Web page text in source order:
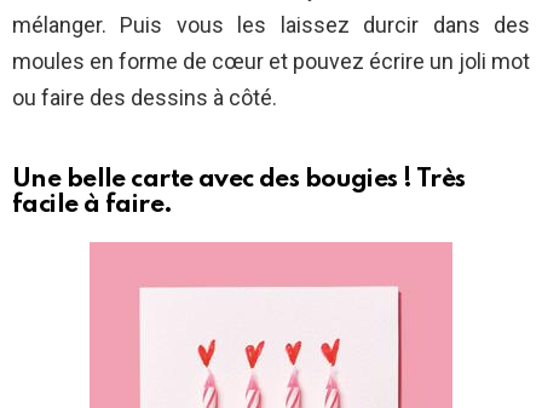
mélanger. Puis vous les laissez durcir dans des
moules en forme de cœur et pouvez écrire un joli mot
ou faire des dessins à côté.
Une belle carte avec des bougies ! Très
facile à faire.